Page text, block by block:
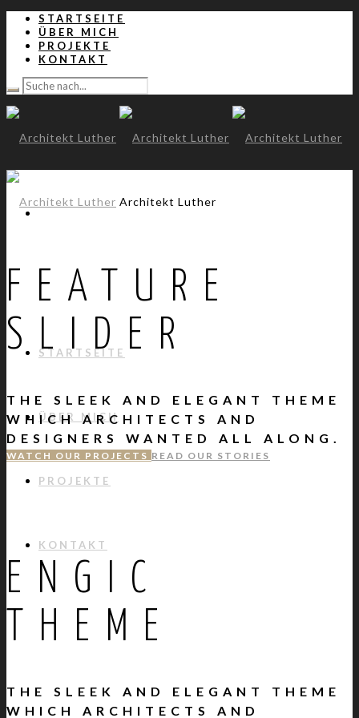
STARTSEITE
ÜBER MICH
PROJEKTE
KONTAKT
Architekt Luther
STARTSEITE
ÜBER MICH
PROJEKTE
KONTAKT
FEATURE
SLIDER
THE SLEEK AND ELEGANT THEME
WHICH ARCHITECTS AND
DESIGNERS WANTED ALL ALONG.
WATCH OUR PROJECTS READ OUR STORIES
ENGIC
THEME
THE SLEEK AND ELEGANT THEME
WHICH ARCHITECTS AND